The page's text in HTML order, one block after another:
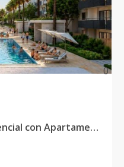
0
Moderno Proyecto Residencial con Apartamentos y Villas en Verón, Punta Cana